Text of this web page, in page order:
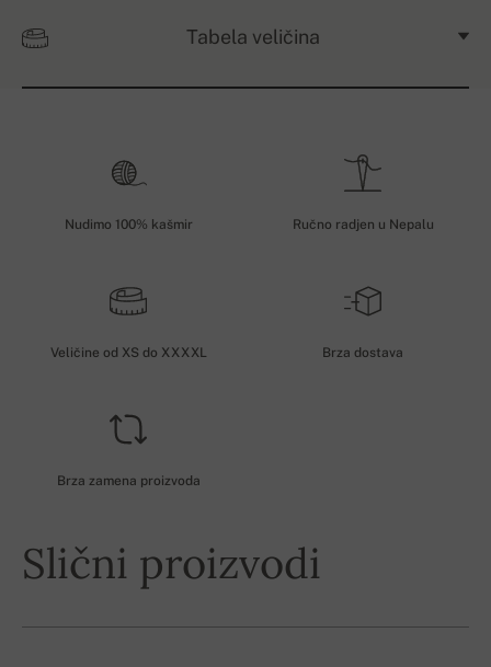
Tabela veličina
Nudimo 100% kašmir Ručno radjen u Nepalu
Veličine od XS do XXXXL Brza dostava
Brza zamena proizvoda
Slični proizvodi